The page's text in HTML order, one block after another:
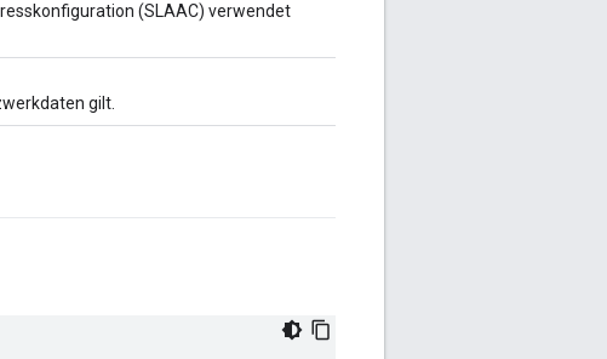
(SLAAC) verwendet
gilt.